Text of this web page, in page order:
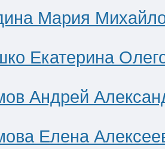
Мария
Екатерина
Андрей
Елена